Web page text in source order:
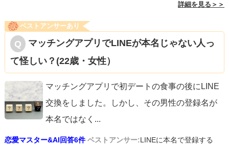
詳細を見る＞＞
ベストアンサーあり
マッチングアプリでLINEが本名じゃない人っ
て怪しい？(22歳・女性）
マッチングアプリで初デートの食事の後にLINE
交換をしました。しかし、その男性の登録名が
本名ではなく ...
恋愛マスター&AI回答6件 ベストアンサー:LINEに本名で登録する